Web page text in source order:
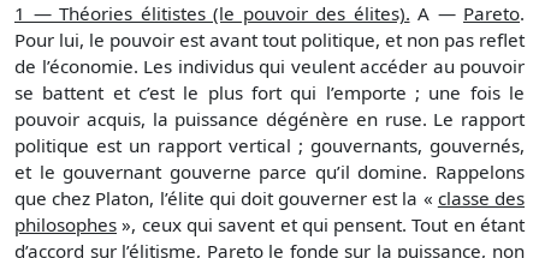
1 — Théories élitistes (le pouvoir des élites). A — Pareto.
Pour lui, le pouvoir est avant tout politique, et non pas reflet
de l’économie. Les individus qui veulent accéder au pouvoir
se battent et c’est le plus fort qui l’emporte ; une fois le
pouvoir acquis, la puissance dégénère en ruse. Le rapport
politique est un rapport vertical ; gouvernants, gouvernés,
et le gouvernant gouverne parce qu’il domine. Rappelons
que chez Platon, l’élite qui doit gouverner est la « classe des
philosophes », ceux qui savent et qui pensent. Tout en étant
d’accord sur l’élitisme, Pareto le fonde sur la puissance, non